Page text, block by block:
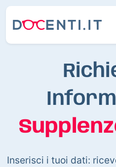
Inserisci i tuoi dati: